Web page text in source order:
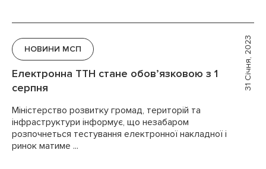
31 Січня, 2023
НОВИНИ МСП
Електронна ТТН стане обов’язковою з 1
серпня
Міністерство розвитку громад, територій та
інфраструктури інформує, що незабаром
розпочнеться тестування електронної накладної і
ринок матиме ...